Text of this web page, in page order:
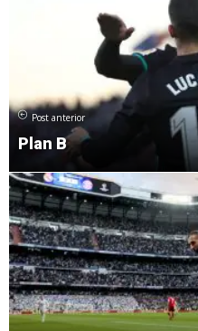
Post anterior
Plan B